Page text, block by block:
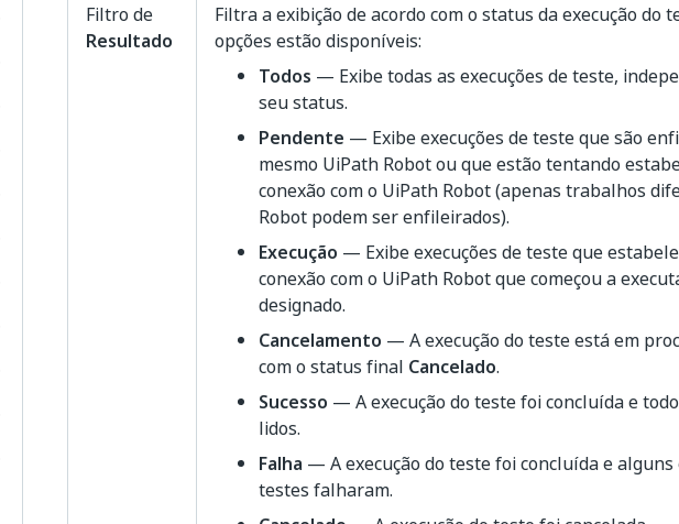
Filtro de
Resultado
Filtra a exibição de acordo com o status da execução do
opções estão disponíveis:
Todos — Exibe todas as execuções de teste,
seu status.
Pendente — Exibe execuções de teste que são
mesmo UiPath Robot ou que estão tentando
conexão com o UiPath Robot (apenas trabalhos
Robot podem ser enfileirados).
Execução — Exibe execuções de teste que
conexão com o UiPath Robot que começou a
designado.
Cancelamento — A execução do teste está em
com o status final Cancelado.
Sucesso — A execução do teste foi concluída e
lidos.
Falha — A execução do teste foi concluída e alguns
testes falharam.